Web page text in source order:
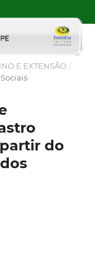
E EXTENSÃO /
do